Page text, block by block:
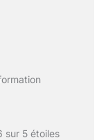
sur 5 étoiles